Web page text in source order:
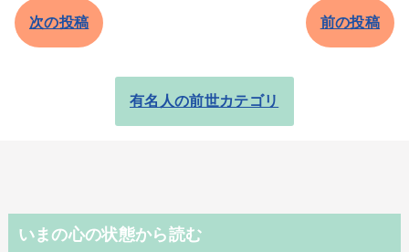
次の投稿 前の投稿
有名人の前世カテゴリ
いまの心の状態から読む